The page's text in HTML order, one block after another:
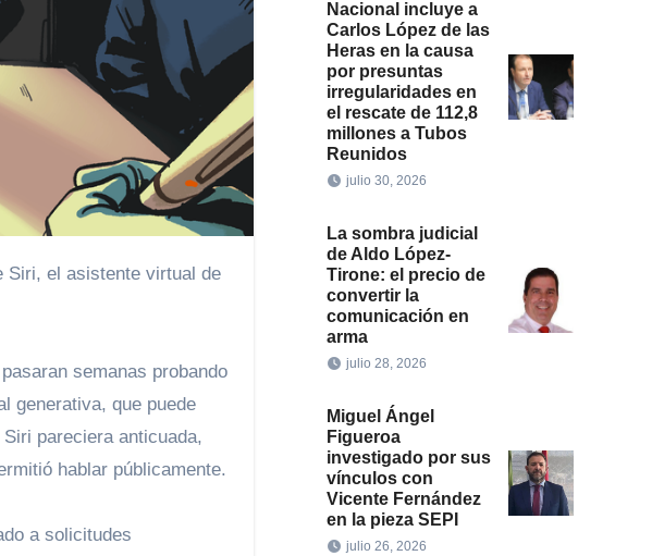
semanas probando
generativa, que puede
pareciera anticuada,
hablar públicamente.
a solicitudes
Nacional incluye a
Carlos López de las
Heras en la causa
por presuntas
irregularidades en
el rescate de 112,8
millones a Tubos
Reunidos
julio 30, 2026
La sombra judicial
de Aldo López-
Tirone: el precio de
convertir la
comunicación en
arma
julio 28, 2026
Miguel Ángel
Figueroa
investigado por sus
vínculos con
Vicente Fernández
en la pieza SEPI
julio 26, 2026